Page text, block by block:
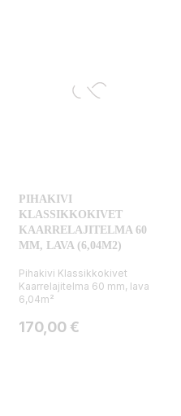
PIHAKIVI
KLASSIKKOKIVET
KAARRELAJITELMA 60
MM, LAVA (6,04M2)
Pihakivi Klassikkokivet
Kaarrelajitelma 60 mm, lava
6,04m²
Hinta
170,00 €